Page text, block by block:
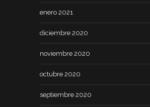
enero 2021
diciembre 2020
noviembre 2020
octubre 2020
septiembre 2020